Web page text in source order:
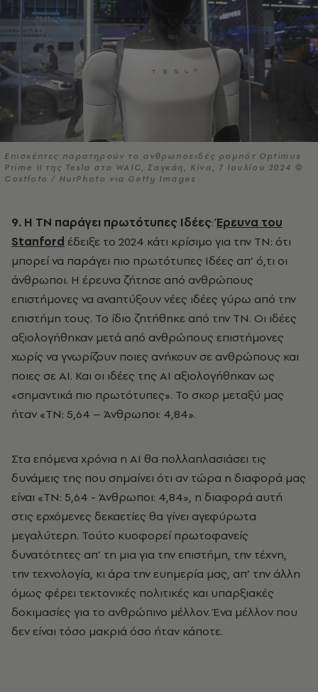
Επισκέπτες παρατηρούν το ανθρωποειδές ρομπότ Optimus
Prime II της Tesla στο WAIC, Σαγκάη, Κίνα, 7 Ιουλίου 2024 ©
Costfoto / NurPhoto via Getty Images
9. Η ΤΝ παράγει πρωτότυπες Ιδέες:Έρευνα του
Stanford έδειξε το 2024 κάτι κρίσιμο για την ΤΝ: ότι
μπορεί να παράγει πιο πρωτότυπες Ιδέες απ’ ό,τι οι
άνθρωποι. Η έρευνα ζήτησε από ανθρώπους
επιστήμονες να αναπτύξουν νέες ιδέες γύρω από την
επιστήμη τους. Το ίδιο ζητήθηκε από την ΤΝ. Οι ιδέες
αξιολογήθηκαν μετά από ανθρώπους επιστήμονες
χωρίς να γνωρίζουν ποιες ανήκουν σε ανθρώπους και
ποιες σε ΑΙ. Και οι ιδέες της ΑΙ αξιολογήθηκαν ως
«σημαντικά πιο πρωτότυπες». Το σκορ μεταξύ μας
ήταν «ΤΝ: 5,64 – Άνθρωποι: 4,84».
Στα επόμενα χρόνια η ΑΙ θα πολλαπλασιάσει τις
δυνάμεις της που σημαίνει ότι αν τώρα η διαφορά μας
είναι «ΤΝ: 5,64 - Άνθρωποι: 4,84», η διαφορά αυτή
στις ερχόμενες δεκαετίες θα γίνει αγεφύρωτα
μεγαλύτερη. Τούτο κυοφορεί πρωτοφανείς
δυνατότητες απ’ τη μια για την επιστήμη, την τέχνη,
την τεχνολογία, κι άρα την ευημερία μας, απ’ την άλλη
όμως φέρει τεκτονικές πολιτικές και υπαρξιακές
δοκιμασίες για το ανθρώπινο μέλλον.Ένα μέλλον που
δεν είναι τόσο μακριά όσο ήταν κάποτε.